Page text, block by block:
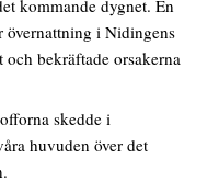
kommande dygnet. En
övernattning i Nidingens
bekräftade orsakerna
skedde i
huvuden över det